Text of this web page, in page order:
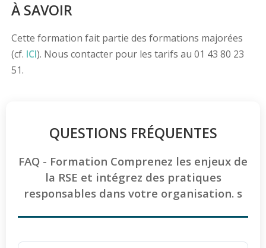
À SAVOIR
Cette formation fait partie des formations majorées
(cf. ICI). Nous contacter pour les tarifs au 01 43 80 23
51.
QUESTIONS FRÉQUENTES
FAQ - Formation Comprenez les enjeux de
la RSE et intégrez des pratiques
responsables dans votre organisation. s